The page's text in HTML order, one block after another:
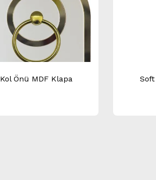
Kol Önü MDF Klapa